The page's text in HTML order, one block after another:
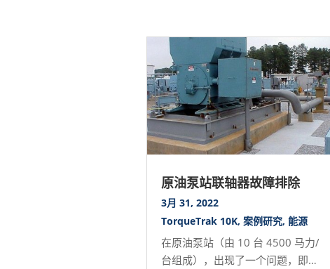
原油泵站联轴器故障排除
3月 31, 2022
TorqueTrak 10K, 案例研究, 能源
在原油泵站（由 10 台 4500 马力/
台组成），出现了一个问题，即弹